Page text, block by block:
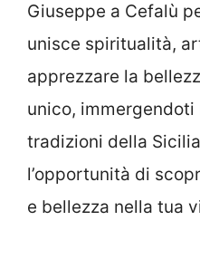
Giuseppe a Cefalù
unisce spiritualità,
apprezzare la
unico,
tradizioni della
l’opportunità di
e bellezza nella tua